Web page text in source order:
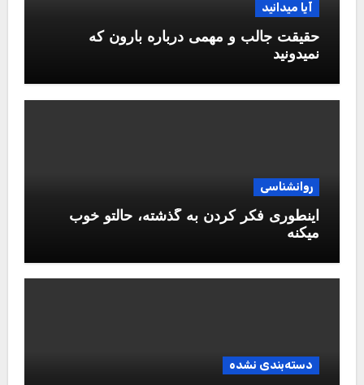
آیا میدانید
حقیقت جالب و مهمی درباره بارون که
نمیدونید
روانشناسی
اینطوری فکر کردن به گذشته، حالتو خوب
میکنه
دسته‌بندی نشده